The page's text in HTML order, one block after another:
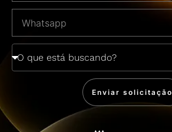
Enviar solicitação